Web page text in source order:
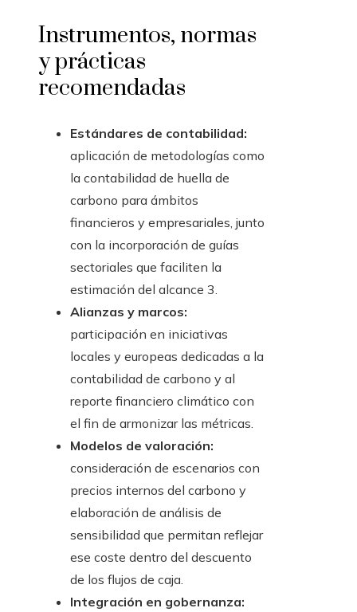
Instrumentos, normas
y prácticas
recomendadas
Estándares de contabilidad:
aplicación de metodologías como
la contabilidad de huella de
carbono para ámbitos
financieros y empresariales, junto
con la incorporación de guías
sectoriales que faciliten la
estimación del alcance 3.
Alianzas y marcos:
participación en iniciativas
locales y europeas dedicadas a la
contabilidad de carbono y al
reporte financiero climático con
el fin de armonizar las métricas.
Modelos de valoración:
consideración de escenarios con
precios internos del carbono y
elaboración de análisis de
sensibilidad que permitan reflejar
ese coste dentro del descuento
de los flujos de caja.
Integración en gobernanza: